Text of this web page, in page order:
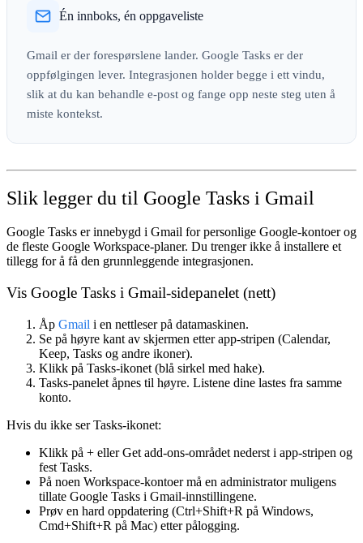
Én innboks, én oppgaveliste
Gmail er der forespørslene lander. Google Tasks er der
oppfølgingen lever. Integrasjonen holder begge i ett vindu,
slik at du kan behandle e-post og fange opp neste steg uten å
miste kontekst.
Slik legger du til Google Tasks i Gmail
Google Tasks er innebygd i Gmail for personlige Google-kontoer og
de fleste Google Workspace-planer. Du trenger ikke å installere et
tillegg for å få den grunnleggende integrasjonen.
Vis Google Tasks i Gmail-sidepanelet (nett)
Åp Gmail i en nettleser på datamaskinen.
Se på høyre kant av skjermen etter app-stripen (Calendar,
Keep, Tasks og andre ikoner).
Klikk på Tasks-ikonet (blå sirkel med hake).
Tasks-panelet åpnes til høyre. Listene dine lastes fra samme
konto.
Hvis du ikke ser Tasks-ikonet:
Klikk på + ellerGet add-ons-området nederst i app-stripen og
fest Tasks.
På noen Workspace-kontoer må en administrator muligens
tillate Google Tasks i Gmail-innstillingene.
Prøv en hard oppdatering (Ctrl+Shift+R på Windows,
Cmd+Shift+R på Mac) etter pålogging.